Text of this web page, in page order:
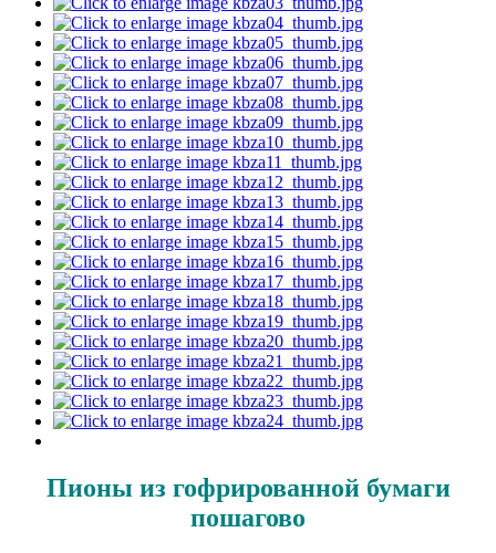
Пионы из гофрированной бумаги
пошагово